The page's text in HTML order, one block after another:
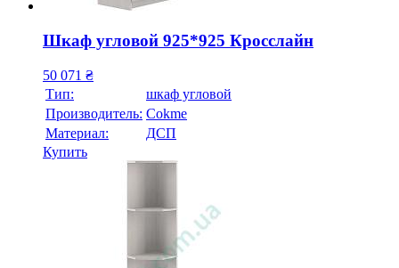
Шкаф угловой 925*925 Кросслайн
50 071 ₴
Тип:
шкаф угловой
Производитель: Cokme
Материал:
ДСП
Купить